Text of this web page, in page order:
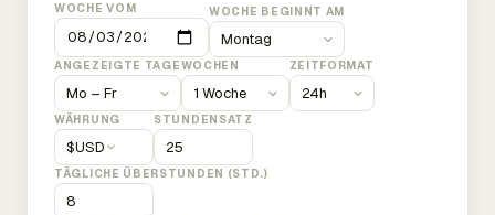
WOCHE VOM WOCHE BEGINNT AM
ANGEZEIGTE TAGEWOCHEN ZEITFORMAT
WÄHRUNG
$USD
STUNDENSATZ
TÄGLICHE ÜBERSTUNDEN (STD.)